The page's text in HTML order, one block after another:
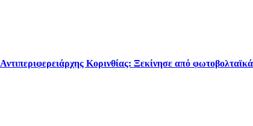
Κορινθίας: Ξεκίνησε από